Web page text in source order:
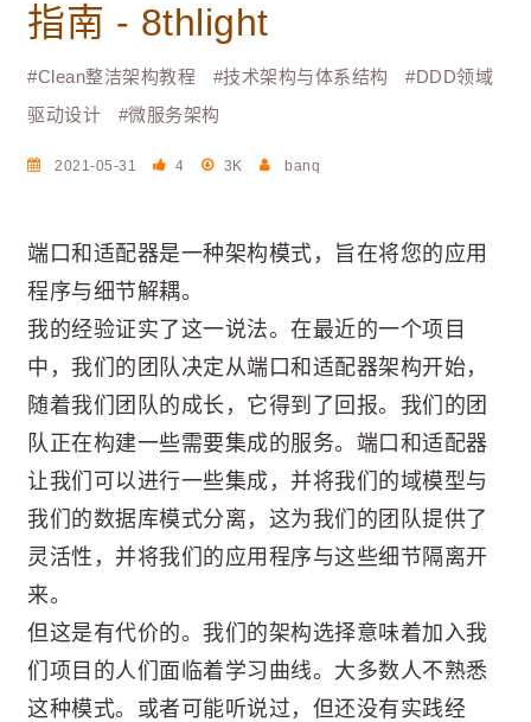
指南 - 8thlight
#Clean整洁架构教程 #技术架构与体系结构 #DDD领域
驱动设计
#微服务架构
2021-05-31 4 3K banq
端口和适配器是一种架构模式，旨在将您的应用
程序与细节解耦。
我的经验证实了这一说法。在最近的一个项目
中，我们的团队决定从端口和适配器架构开始，
随着我们团队的成长，它得到了回报。我们的团
队正在构建一些需要集成的服务。端口和适配器
让我们可以进行一些集成，并将我们的域模型与
我们的数据库模式分离，这为我们的团队提供了
灵活性，并将我们的应用程序与这些细节隔离开
来。
但这是有代价的。我们的架构选择意味着加入我
们项目的人们面临着学习曲线。大多数人不熟悉
这种模式。或者可能听说过，但还没有实践经